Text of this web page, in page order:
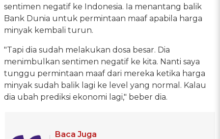
sentimen negatif ke Indonesia. Ia menantang balik
Bank Dunia untuk permintaan maaf apabila harga
minyak kembali turun.
"Tapi dia sudah melakukan dosa besar. Dia
menimbulkan sentimen negatif ke kita. Nanti saya
tunggu permintaan maaf dari mereka ketika harga
minyak sudah balik lagi ke level yang normal. Kalau
dia ubah prediksi ekonomi lagi," beber dia.
Baca Juga